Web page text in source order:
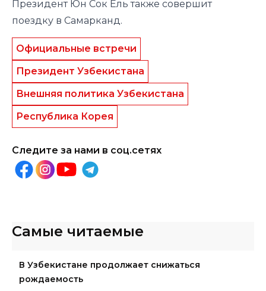
Президент Юн Сок Ёль также совершит
поездку в Самарканд.
Официальные встречи
Президент Узбекистана
Внешняя политика Узбекистана
Республика Корея
Следите за нами в соц.сетях
Самые читаемые
В Узбекистане продолжает снижаться
рождаемость